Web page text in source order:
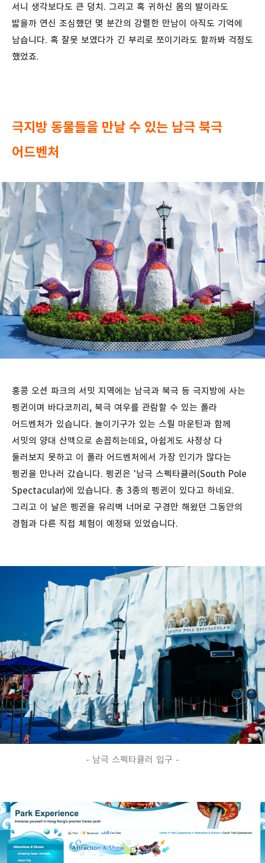
서니 생각보다도 큰 덩치. 그리고 혹 귀하신 몸의 발이라도
밟을까 연신 조심했던 몇 분간의 강렬한 만남이 아직도 기억에
남습니다. 혹 잘못 보였다가 긴 부리로 쪼이기라도 할까봐 걱정도
했었죠.
극지방 동물들을 만날 수 있는 남극 북극
어드벤처
홍콩 오션 파크의 서밋 지역에는 남극과 북극 등 극지방에 사는
펭귄이며 바다코끼리, 북극 여우를 관람할 수 있는 폴라
어드벤처가 있습니다. 놀이기구가 있는 스릴 마운틴과 함께
서밋의 양대 산맥으로 손꼽히는데요, 아쉽게도 사정상 다
둘러보지 못하고 이 폴라 어드벤처에서 가장 인기가 많다는
펭귄을 만나러 갔습니다. 펭귄은 '남극 스펙타큘러(South Pole
Spectacular)에 있습니다. 총 3종의 펭귄이 있다고 하네요.
그리고 이 날은 펭귄을 유리벽 너머로 구경만 해왔던 그동안의
경험과 다른 직접 체험이 예정돼 있었습니다.
- 남극 스펙타큘러 입구 -